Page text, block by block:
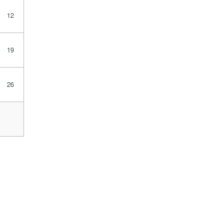
12
19
26